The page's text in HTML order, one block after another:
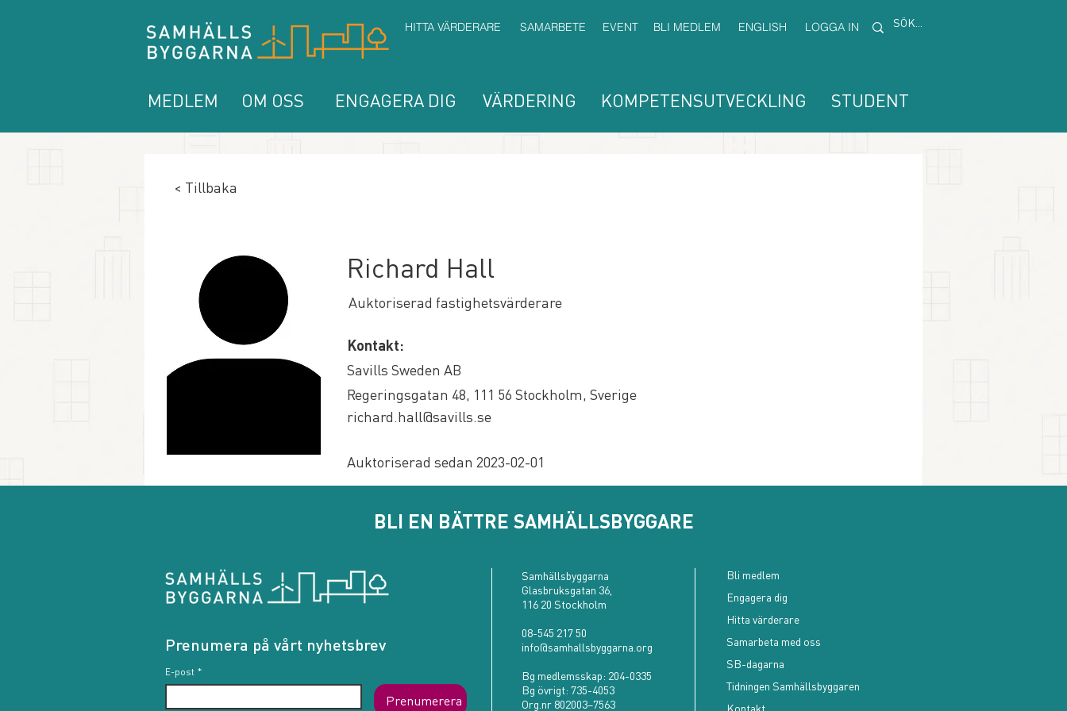
HITTA VÄRDERARE SAMARBETE EVENT BLI MEDLEM ENGLISH LOGGA IN
STUDENT
KOMPETENSUTVECKLING
VÄRDERING
ENGAGERA DIG
OM OSS
MEDLEM
< Tillbaka
Richard Hall
Auktoriserad fastighetsvärderare
Kontakt:
Savills Sweden AB
Regeringsgatan 48, 111 56 Stockholm, Sverige
richard.hall@savills.se
Auktoriserad sedan 2023-02-01
BLI EN BÄTTRE SAMHÄLLSBYGGARE
Prenumera på vårt nyhetsbrev
E-post *
Prenumerera
Samhällsbyggarna
Glasbruksgatan 36,
116 20 Stockholm
08-545 217 50
info@samhallsbyggarna.org
Bg medlemsskap: 204-0335
Bg övrigt: 735-4053
Org.nr 802003–7563
Bli medlem
Engagera dig
Hitta värderare
Samarbeta med oss
SB-dagarna
Tidningen Samhällsbyggaren
Kontakt